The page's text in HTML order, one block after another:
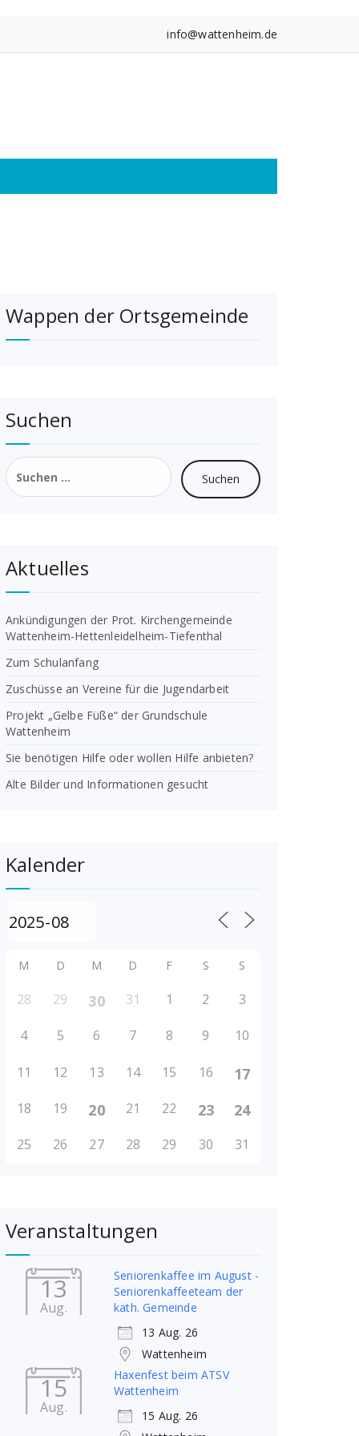
info@wattenheim.de
Wappen der Ortsgemeinde
Suchen
Suchen
nach:
Aktuelles
Ankündigungen der Prot. Kirchengemeinde
Wattenheim-Hettenleidelheim-Tiefenthal
Zum Schulanfang
Zuschüsse an Vereine für die Jugendarbeit
Projekt „Gelbe Füße“ der Grundschule
Wattenheim
Sie benötigen Hilfe oder wollen Hilfe anbieten?
Alte Bilder und Informationen gesucht
Kalender
M D M D F S S
28 29 30 31 1 2 3
4 5 6 7 8 9 10
11 12 13 14 15 16 17
18 19 20 21 22 23 24
25 26 27 28 29 30 31
Veranstaltungen
13
Aug.
Seniorenkaffee im August -
Seniorenkaffeeteam der
kath. Gemeinde
13 Aug. 26
Wattenheim
15
Aug.
Haxenfest beim ATSV
Wattenheim
15 Aug. 26